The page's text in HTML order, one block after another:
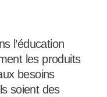
l’éducation
les produits
besoins
soient des